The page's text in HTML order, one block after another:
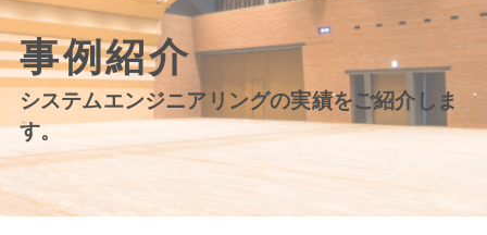
事例紹介
システムエンジニアリングの実績をご紹介しま
す。